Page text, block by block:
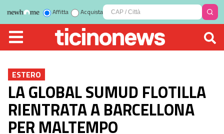
Affitta Acquista
ESTERO
LA GLOBAL SUMUD FLOTILLA
RIENTRATA A BARCELLONA
PER MALTEMPO